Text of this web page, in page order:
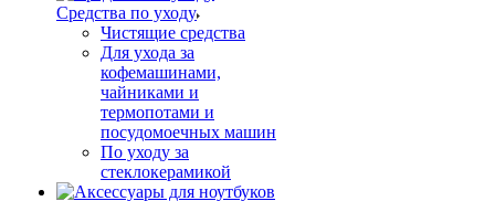
Средства по уходу
Чистящие средства
Для ухода за
кофемашинами,
чайниками и
термопотами и
посудомоечных машин
По уходу за
стеклокерамикой